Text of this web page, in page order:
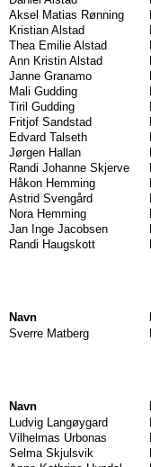
Aksel Matias Rønning
Kristian Alstad
Thea Emilie Alstad
Ann Kristin Alstad
Janne Granamo
Mali Gudding
Tiril Gudding
Fritjof Sandstad
Edvard Talseth
Jørgen Hallan
Randi Johanne Skjerve
Håkon Hemming
Astrid Svengård
Nora Hemming
Jan Inge Jacobsen
Randi Haugskott
Navn
Sverre Matberg
Navn
Ludvig Langøygard
Vilhelmas Urbonas
Selma Skjulsvik